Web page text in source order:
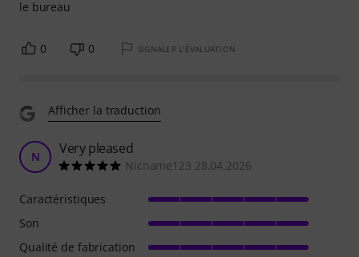
le bureau
0 0 SIGNALER L'ÉVALUATION
Afficher la traduction
N Very pleased
Nicname123 28.04.2026
Caractéristiques
Son
Qualité de fabrication